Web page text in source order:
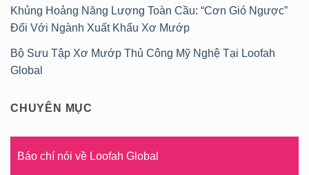
Khủng Hoảng Năng Lượng Toàn Cầu: “Cơn Gió Ngược”
Đối Với Ngành Xuất Khẩu Xơ Mướp
Bộ Sưu Tập Xơ Mướp Thủ Công Mỹ Nghệ Tại Loofah
Global
CHUYÊN MỤC
Báo chí nói về Loofah Global